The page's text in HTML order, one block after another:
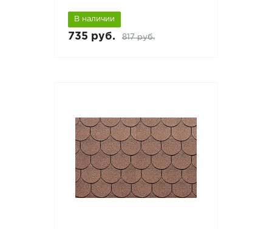
В наличии
735 руб. 817 руб.